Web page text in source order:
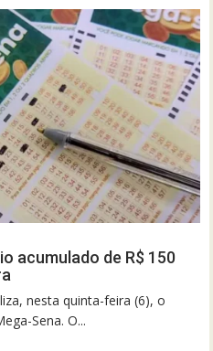
acumulado de R$ 150
nesta quinta-feira (6), o
Sena. O...